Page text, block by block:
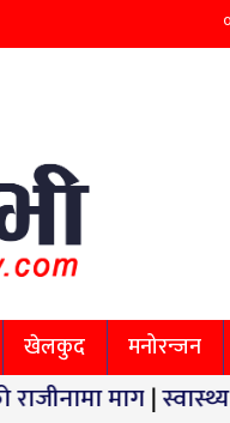
खेलकुद मनोरन्जन
माग|स्वास्थ्य सेवा